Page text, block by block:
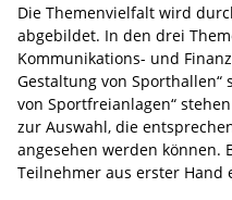
Die Themenvielfalt wird
abgebildet. In den drei
Kommunikations- und
Gestaltung von Sporthallen“
von Sportfreianlagen“
zur Auswahl, die
angesehen werden können.
Teilnehmer aus erster Hand